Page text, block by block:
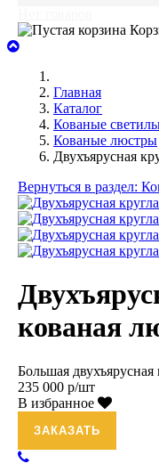
Главная
Каталог
Кованые
Кованые люстры
Двухъярусная
Вернуться в раздел:
кованая
Большая
235 000 р/шт
В избранное
ЗАКАЗАТЬ